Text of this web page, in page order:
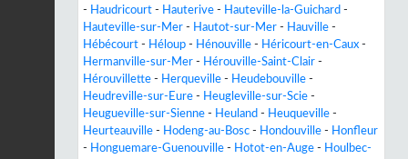
- Haudricourt - Hauterive - Hauteville-la-Guichard -
Hauteville-sur-Mer - Hautot-sur-Mer - Hauville -
Hébécourt - Héloup - Hénouville - Héricourt-en-Caux -
Hermanville-sur-Mer - Hérouville-Saint-Clair -
Hérouvillette - Herqueville - Heudebouville -
Heudreville-sur-Eure - Heugleville-sur-Scie -
Heugueville-sur-Sienne - Heuland - Heuqueville -
Heurteauville - Hodeng-au-Bosc - Hondouville - Honfleur
- Honguemare-Guenouville - Hotot-en-Auge - Houlbec-